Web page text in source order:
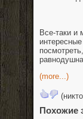
Все-таки и
(more...)
Похожие